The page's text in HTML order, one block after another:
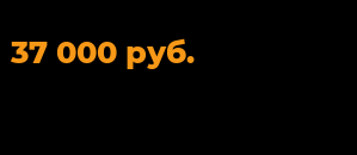
37 000 руб.